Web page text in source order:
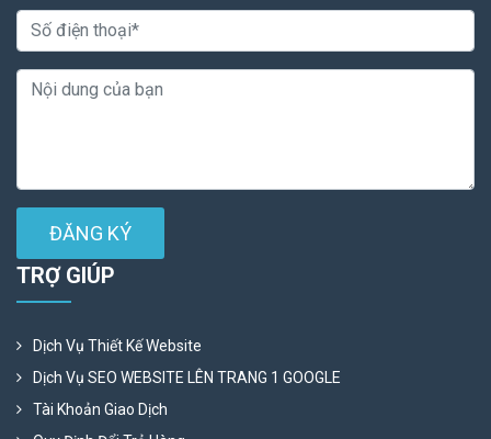
ĐĂNG KÝ
TRỢ GIÚP
Dịch Vụ Thiết Kế Website
Dịch Vụ SEO WEBSITE LÊN TRANG 1 GOOGLE
Tài Khoản Giao Dịch